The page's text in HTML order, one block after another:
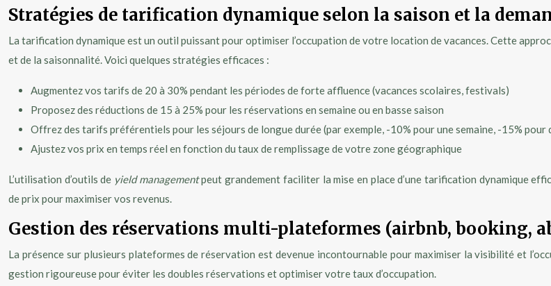
Stratégies de tarification dynamique selon la saison et la
La tarification dynamique est un outil puissant pour optimiser l’occupation de votre location de vacances. Cette
et de la saisonnalité. Voici quelques stratégies efficaces :
Augmentez vos tarifs de 20 à 30% pendant les périodes de forte affluence (vacances scolaires, festivals)
Proposez des réductions de 15 à 25% pour les réservations en semaine ou en basse saison
Offrez des tarifs préférentiels pour les séjours de longue durée (par exemple, -10% pour une semaine, -15% pour
Ajustez vos prix en temps réel en fonction du taux de remplissage de votre zone géographique
L’utilisation d’outils de yield managementpeut grandement faciliter la mise en place d’une tarification dynamique
de prix pour maximiser vos revenus.
Gestion des réservations multi-plateformes (airbnb, booking,
La présence sur plusieurs plateformes de réservation est devenue incontournable pour maximiser la visibilité et
gestion rigoureuse pour éviter les doubles réservations et optimiser votre taux d’occupation.